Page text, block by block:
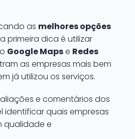
as melhores opções
primeira dica é utilizar
Google Mapse Redes
as empresas mais bem
já utilizou os serviços.
e comentários dos
identificar quais empresas
qualidade e